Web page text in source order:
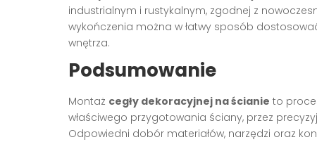
industrialnym i rustykalnym, zgodnej z
wykończenia można w łatwy sposób
wnętrza.
Podsumowanie
Montaż cegły dekoracyjnej na ścianie to
właściwego przygotowania ściany, przez
Odpowiedni dobór materiałów, narzędzi oraz